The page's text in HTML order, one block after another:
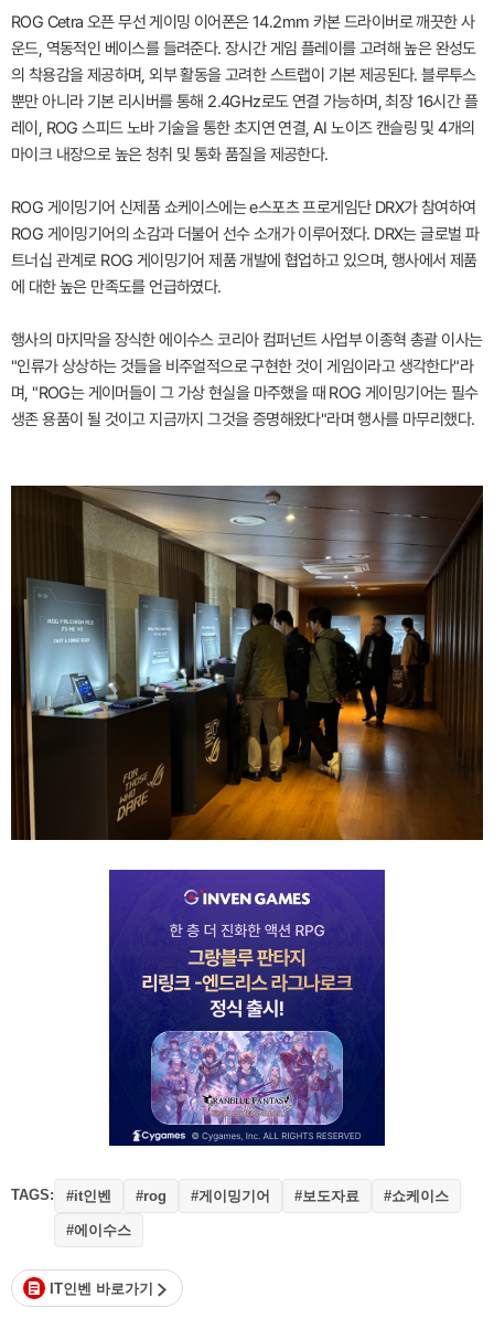
ROG Cetra 오픈 무선 게이밍 이어폰은 14.2mm 카본 드라이버로 깨끗한 사
운드, 역동적인 베이스를 들려준다. 장시간 게임 플레이를 고려해 높은 완성도
의 착용감을 제공하며, 외부 활동을 고려한 스트랩이 기본 제공된다. 블루투스
뿐만 아니라 기본 리시버를 통해 2.4GHz로도 연결 가능하며, 최장 16시간 플
레이, ROG 스피드 노바 기술을 통한 초지연 연결, AI 노이즈 캔슬링 및 4개의
마이크 내장으로 높은 청취 및 통화 품질을 제공한다.
ROG 게이밍기어 신제품 쇼케이스에는 e스포츠 프로게임단 DRX가 참여하여
ROG 게이밍기어의 소감과 더불어 선수 소개가 이루어졌다. DRX는 글로벌 파
트너십 관계로 ROG 게이밍기어 제품 개발에 협업하고 있으며, 행사에서 제품
에 대한 높은 만족도를 언급하였다.
행사의 마지막을 장식한 에이수스 코리아 컴퍼넌트 사업부 이종혁 총괄 이사는
"인류가 상상하는 것들을 비주얼적으로 구현한 것이 게임이라고 생각한다"라
며, "ROG는 게이머들이 그 가상 현실을 마주했을 때 ROG 게이밍기어는 필수
생존 용품이 될 것이고 지금까지 그것을 증명해왔다"라며 행사를 마무리했다.
TAGS: #it인벤 #rog #게이밍기어 #보도자료 #쇼케이스
#에이수스
IT인벤 바로가기